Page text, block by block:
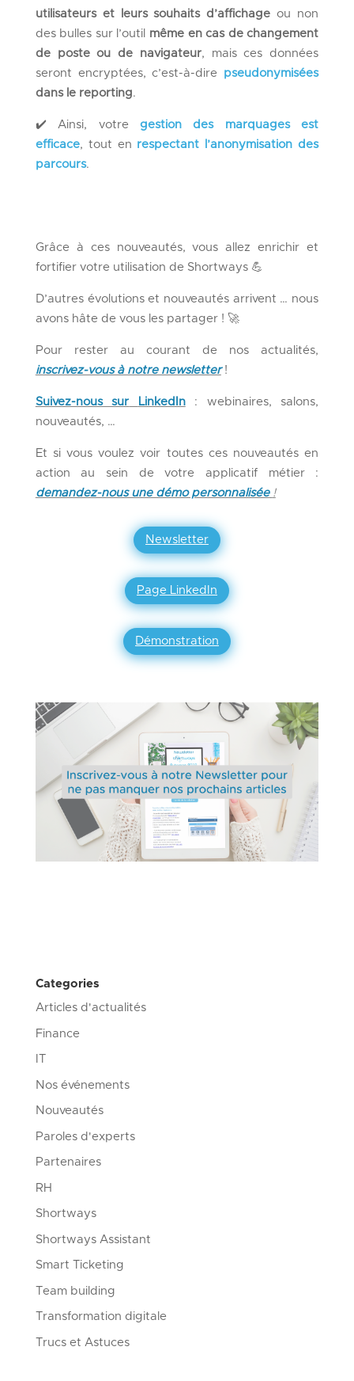
utilisateurs et leurs souhaits d’affichage ou non
des bulles sur l’outil même en cas de changement
de poste ou de navigateur, mais ces données
seront encryptées, c’est-à-dire pseudonymisées
dans le reporting.
✔️ Ainsi, votre gestion des marquages est
efficace, tout en respectant l’anonymisation des
parcours.
Grâce à ces nouveautés, vous allez enrichir et
fortifier votre utilisation de Shortways 💪
D’autres évolutions et nouveautés arrivent … nous
avons hâte de vous les partager ! 🚀
Pour rester au courant de nos actualités,
inscrivez-vous à notre newsletter !
Suivez-nous sur LinkedIn: webinaires, salons,
nouveautés, …
Et si vous voulez voir toutes ces nouveautés en
action au sein de votre applicatif métier :
demandez-nous une démo personnalisée !
Newsletter
Page LinkedIn
Démonstration
Categories
Articles d'actualités
Finance
Nos événements
Nouveautés
Paroles d'experts
Partenaires
RH
Shortways
Shortways Assistant
Smart Ticketing
Team building
Transformation digitale
Trucs et Astuces